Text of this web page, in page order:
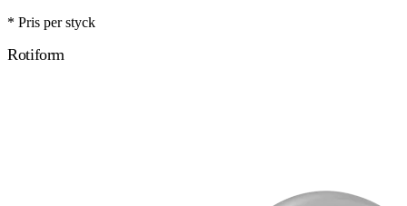
* Pris per styck
Rotiform